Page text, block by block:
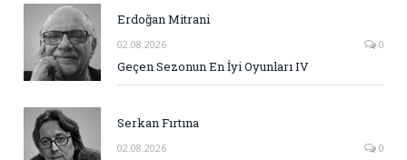
Erdoğan Mitrani
02.08.2026 0
Geçen Sezonun En İyi Oyunları IV
Serkan Fırtına
02.08.2026 0